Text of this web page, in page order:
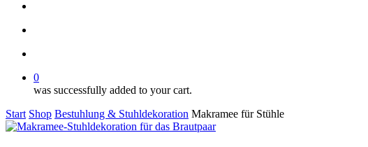
0
was successfully added to your cart.
Start Shop Bestuhlung & Stuhldekoration Makramee für Stühle